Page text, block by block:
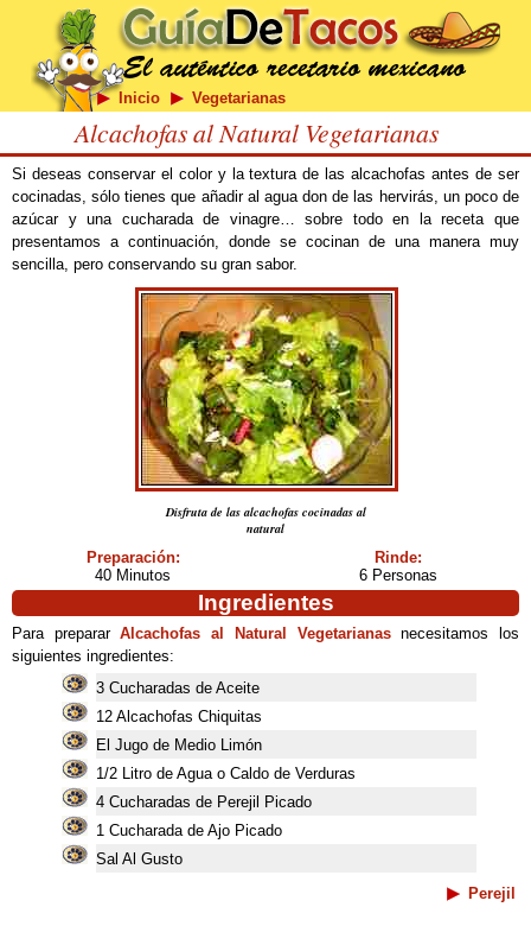
Inicio Vegetarianas
Alcachofas al Natural Vegetarianas
Si deseas conservar el color y la textura de las alcachofas antes de ser
cocinadas, sólo tienes que añadir al agua don de las hervirás, un poco de
azúcar y una cucharada de vinagre… sobre todo en la receta que
presentamos a continuación, donde se cocinan de una manera muy
sencilla, pero conservando su gran sabor.
Disfruta de las alcachofas cocinadas al
natural
Preparación:
40 Minutos
Rinde:
6 Personas
Ingredientes
Para prepararAlcachofas al Natural Vegetarianasnecesitamos los
siguientes ingredientes:
3 Cucharadas de Aceite
12 Alcachofas Chiquitas
El Jugo de Medio Limón
1/2 Litro de Agua o Caldo de Verduras
4 Cucharadas de Perejil Picado
1 Cucharada de Ajo Picado
Sal Al Gusto
Perejil